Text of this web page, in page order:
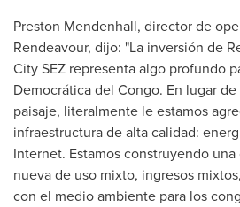
Preston Mendenhall, director de
Rendeavour, dijo: "La inversión de
City SEZ representa algo profundo
Democrática del Congo. En lugar
paisaje, literalmente le estamos
infraestructura de alta calidad:
Internet. Estamos construyendo
nueva de uso mixto, ingresos
con el medio ambiente para los